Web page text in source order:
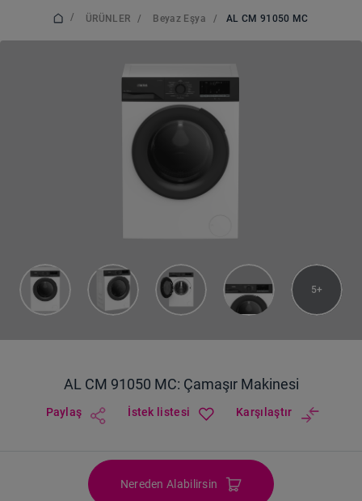
/ ÜRÜNLER / Beyaz Eşya / AL CM 91050 MC
5
AL CM 91050 MC: Çamaşır Makinesi
Paylaş İstek listesi Karşılaştır
Nereden Alabilirsin